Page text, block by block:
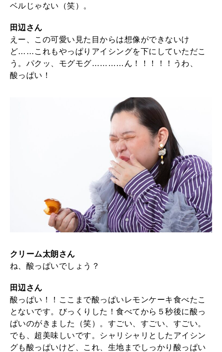
ベルじゃない（笑）。
田辺さん
えー、この可愛い見た目からは想像ができないけ
ど……これもやっぱりアイシングを下にしていただこ
う。パクッ、モグモグ…………ん！！！！！うわ、
酸っぱい！
クリーム太朗さん
ね、酸っぱいでしょう？
田辺さん
酸っぱい！！ここまで酸っぱいレモンケーキ食べたこ
とないです。びっくりした！食べてから５秒後に酸っ
ぱいのがきました（笑）。すごい、すごい、すごい。
でも、超美味しいです。シャリシャリとしたアイシン
グも酸っぱいけど、これ、生地までしっかり酸っぱい